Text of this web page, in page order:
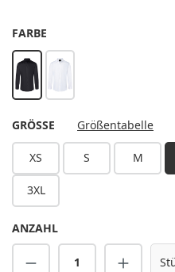
FARBE
schwarzweiß
GRÖSSE AUSWÄHLEN
Größentabelle
XS S M
3XL
ANZAHL
Produkt Anzahl: